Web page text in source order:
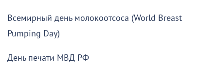
Всемирный день молокоотсоса (World Breast
Pumping Day)
День печати МВД РФ